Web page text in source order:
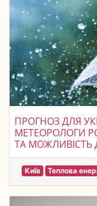
ПРОГНОЗ ДЛЯ
МЕТЕОРОЛОГИ
ТА МОЖЛИВІСТЬ
Київ Теплова